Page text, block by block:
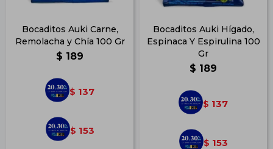
Bocaditos Auki Carne,
Remolacha y Chía 100 Gr
$ 189
$ 137
$ 153
Bocaditos Auki Hígado,
Espinaca Y Espirulina 100
Gr
$ 189
$ 137
$ 153